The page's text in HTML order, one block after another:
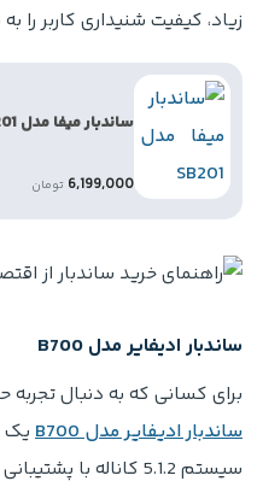
زیاد، کیفیت شنیداری کاربر را
ساندبار میفا مدل SB201
6,199,000 تومان
ساندبار ادیفایر مدل B700
برای کسانی که به دنبال
ساندبار ادیفایر مدل B700
یک